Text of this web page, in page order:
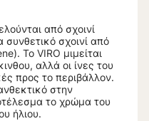
από σχοινί
συνθετικό σχοινί από
Το VIRO μιμείται
αλλά οι ίνες του
προς το περιβάλλον.
στην
το χρώμα του
ήλιου.